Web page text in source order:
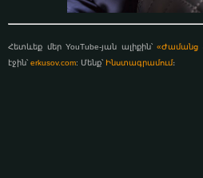
Հետևեք մեր YouTube-յան ալիքին՝«Ժամանց
էջին՝ erkusov.com: Մենք՝ Ինստագրամում։